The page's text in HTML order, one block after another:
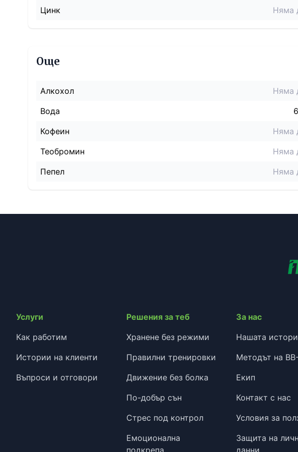
Цинк Няма
Още
Алкохол
Няма
Вода
Кофеин
Няма
Теобромин
Няма
Пепел
Няма
Услуги
Как работим
Истории на клиенти
Въпроси и отговори
Решения за теб
Хранене без режими
Правилни тренировки
Движение без болка
По-добър сън
Стрес под контрол
Емоционална
подкрепа
За нас
Нашата
Методът на
Екип
Контакт с нас
Условия за
Защита на
данни